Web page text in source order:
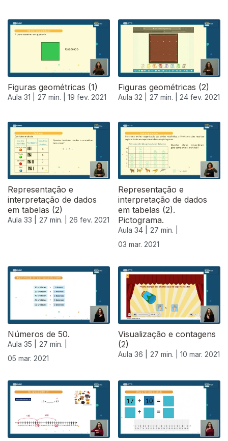
Figuras geométricas (1)
Aula 31 | 27 min. | 19 fev. 2021
Figuras geométricas (2)
Aula 32 | 27 min. | 24 fev. 2021
Representação e
interpretação de dados
em tabelas (2)
Aula 33 | 27 min. | 26 fev. 2021
Representação e
interpretação de dados
em tabelas (2).
Pictograma.
Aula 34 |
27 min. |
03 mar. 2021
Números de 50.
Aula 35 |
27 min. |
05 mar. 2021
Visualização e contagens
(2)
Aula 36 | 27 min. | 10 mar. 2021
529522